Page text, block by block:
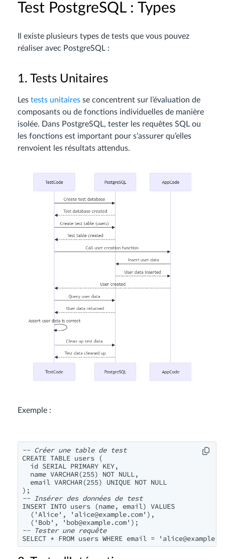
Test PostgreSQL : Types
Il existe plusieurs types de tests que vous pouvez
réaliser avec PostgreSQL :
1. Tests Unitaires
Les tests unitaires se concentrent sur l’évaluation de
composants ou de fonctions individuelles de manière
isolée. Dans PostgreSQL, tester les requêtes SQL ou
les fonctions est important pour s’assurer qu’elles
renvoient les résultats attendus.
Exemple :
-- Créer une table de test
CREATE TABLE users (
  id SERIAL PRIMARY KEY,
  name VARCHAR(255) NOT NULL,
  email VARCHAR(255) UNIQUE NOT NULL
-- Insérer des données de test
INSERT INTO users (name, email) VALUES
  ('Alice', '
alice@example.com'),
  ('Bob', '
bob@example.com
-- Tester une requête
SELECT * FROM users WHERE email = '